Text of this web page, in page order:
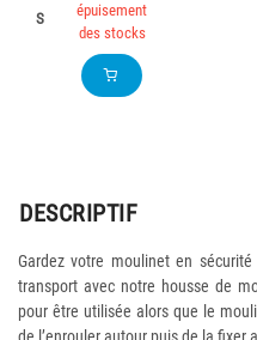
S
épuisement
des stocks
DESCRIPTIF
Gardez votre moulinet en
transport avec notre housse de
pour être utilisée alors que le